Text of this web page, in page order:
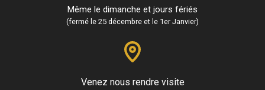
Même le dimanche et jours fériés
(fermé le 25 décembre et le 1er Janvier)
Venez nous rendre visite